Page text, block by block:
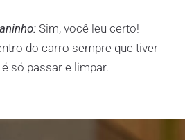
Sim, você leu certo!
do carro sempre que tiver
só passar e limpar.